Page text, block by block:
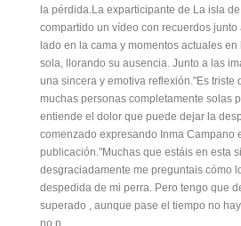
la pérdida.La exparticipante de La isla
compartido un vídeo con recuerdos junto
lado en la cama y momentos actuales
sola, llorando su ausencia. Junto a las
una sincera y emotiva reflexión."Es triste
muchas personas completamente solas
entiende el dolor que puede dejar la
comenzado expresando Inma Campano
publicación."Muchas que estáis en esta
desgraciadamente me preguntais cómo
despedida de mi perra. Pero tengo que
superado , aunque pase el tiempo no